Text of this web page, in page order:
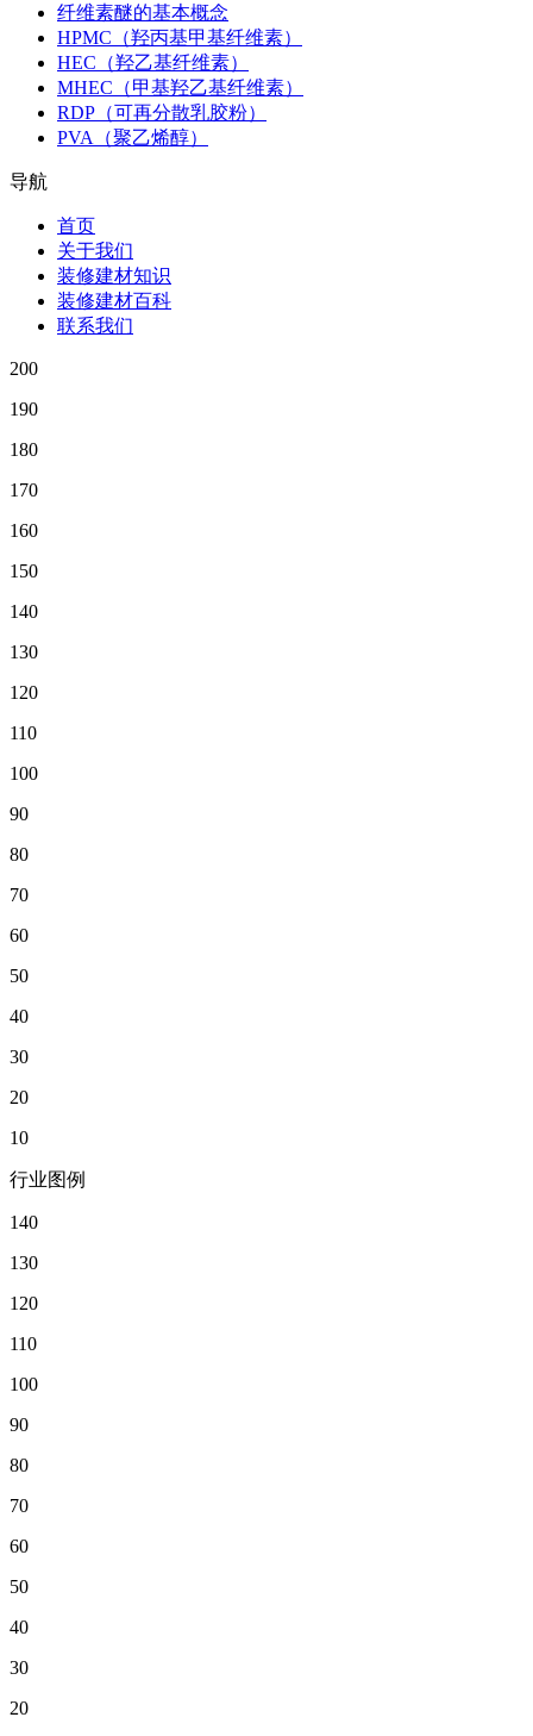
纤维素醚的基本概念
HPMC（羟丙基甲基纤维素）
HEC（羟乙基纤维素）
MHEC（甲基羟乙基纤维素）
RDP（可再分散乳胶粉）
PVA（聚乙烯醇）
导航
首页
关于我们
装修建材知识
装修建材百科
联系我们
200
190
180
170
160
150
140
130
120
110
100
90
80
70
60
50
40
30
20
10
行业图例
140
130
120
110
100
90
80
70
60
50
40
30
20